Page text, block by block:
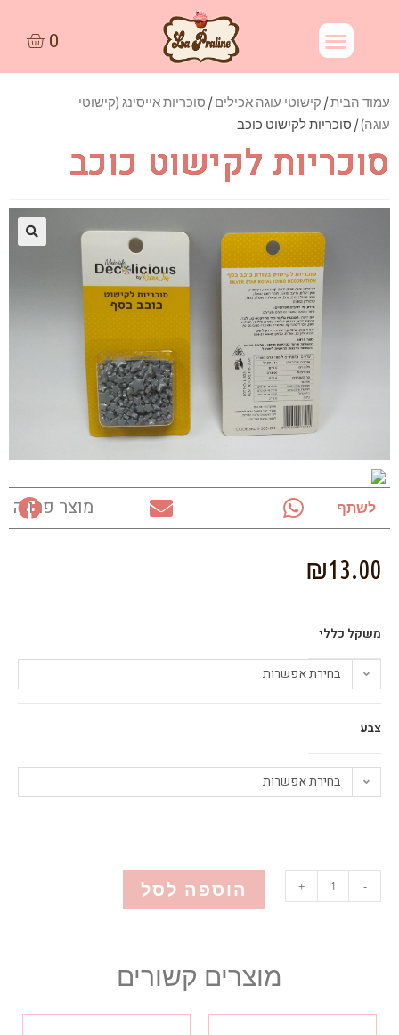
עמוד הבית/ קישוטי עוגה אכילים/ סוכריות אייסינג (קישוטי
עוגה)/ סוכריות לקישוט כוכב
סוכריות לקישוט כוכב
מוצר פרווה לשתף
₪13.00
משקל כללי
בחירת אפשרות
צבע
בחירת אפשרות
-
+ הוספה לסל
מוצרים קשורים